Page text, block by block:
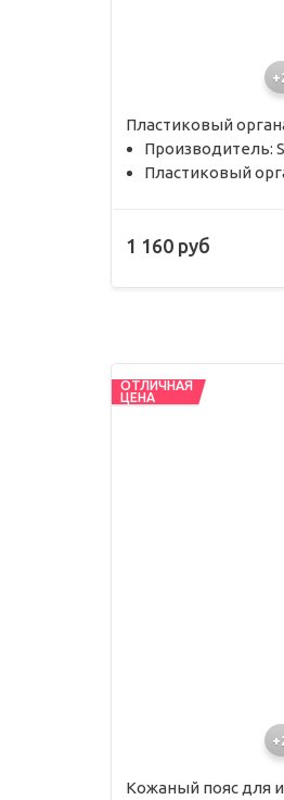
Пластиковый
Производитель:
Пластиковый
1 160 руб
ОТЛИЧНАЯ
ЦЕНА
Кожаный пояс для